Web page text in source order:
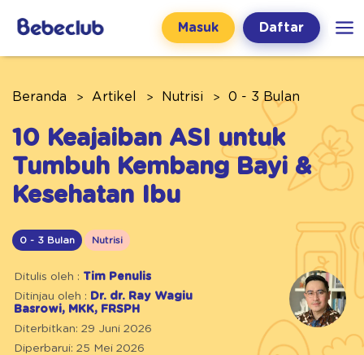
Masuk Daftar
Beranda Artikel Nutrisi 0 - 3 Bulan
10 Keajaiban ASI untuk
Tumbuh Kembang Bayi &
Kesehatan Ibu
0 - 3 Bulan Nutrisi
Ditulis oleh : Tim Penulis
Ditinjau oleh : Dr. dr. Ray Wagiu
Basrowi, MKK, FRSPH
Diterbitkan: 29 Juni 2026
Diperbarui: 25 Mei 2026